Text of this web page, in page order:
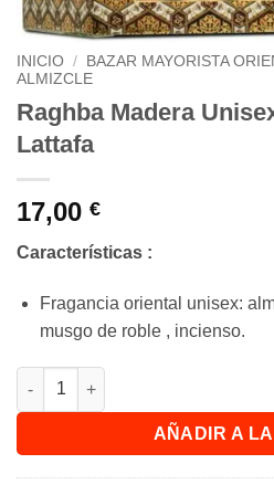
INICIO / BAZAR MAYORISTA
ALMIZCLE
Raghba Madera
Lattafa
17,00 €
Características :
Fragancia oriental unisex:
musgo de roble , incienso.
Cantidad Raghba Wood Unisexe
AÑADIR A